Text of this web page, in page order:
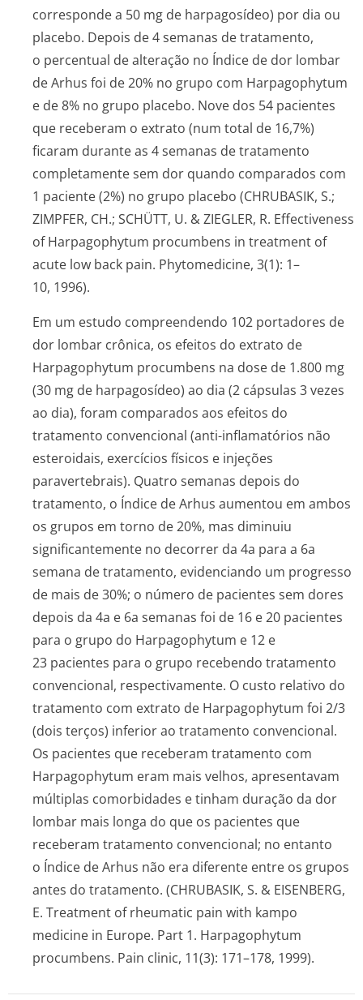
corresponde a 50 mg de harpagosídeo) por dia ou
placebo. Depois de 4 semanas de tratamento,
o percentual de alteração no Índice de dor lombar
de Arhus foi de 20% no grupo com Harpagophytum
e de 8% no grupo placebo. Nove dos 54 pacientes
que receberam o extrato (num total de 16,7%)
ficaram durante as 4 semanas de tratamento
completamente sem dor quando comparados com
1 paciente (2%) no grupo placebo (CHRUBASIK, S.;
ZIMPFER, CH.; SCHÜTT, U. & ZIEGLER, R. Effectiveness
ofHarpagophytum procumbens in treatment of
acute low back pain. Phytomedicine, 3(1): 1–
10, 1996).
Em um estudo compreendendo 102 portadores de
dor lombar crônica, os efeitos do extrato de
Harpagophytum procumbens na dose de 1.800 mg
(30 mg de harpagosídeo) ao dia (2 cápsulas 3 vezes
ao dia), foram comparados aos efeitos do
tratamento convencional (anti-inflamatórios não
esteroidais, exercícios físicos e injeções
paravertebrais). Quatro semanas depois do
tratamento, o Índice de Arhus aumentou em ambos
os grupos em torno de 20%, mas diminuiu
significantemente no decorrer da 4a para a 6a
semana de tratamento, evidenciando um progresso
de mais de 30%; o número de pacientes sem dores
depois da 4a e 6a semanas foi de 16 e 20 pacientes
para o grupo do Harpagophytum e 12 e
23 pacientes para o grupo recebendo tratamento
convencional, respectivamente. O custo relativo do
tratamento com extrato de Harpagophytum foi 2/3
(dois terços) inferior ao tratamento convencional.
Os pacientes que receberam tratamento com
Harpagophytum eram mais velhos, apresentavam
múltiplas comorbidades e tinham duração da dor
lombar mais longa do que os pacientes que
receberam tratamento convencional; no entanto
o Índice de Arhus não era diferente entre os grupos
antes do tratamento. (CHRUBASIK, S. & EISENBERG,
E. Treatment of rheumatic pain with kampo
medicine in Europe. Part 1. Harpagophytum
procumbens. Pain clinic, 11(3): 171–178, 1999).